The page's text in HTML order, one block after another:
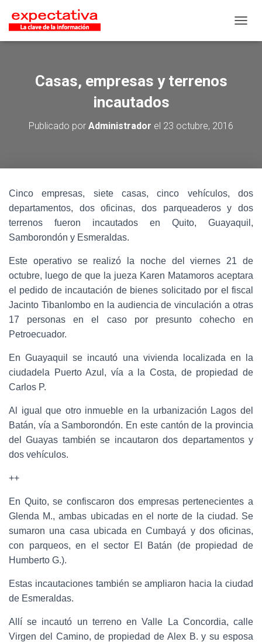
Casas, empresas y terrenos
incautados
Publicado por Administrador el 23 octubre, 2016
Cinco empresas, siete casas, cinco vehículos, dos
departamentos, dos oficinas, dos parqueaderos y dos
terrenos fueron incautados en Quito, Guayaquil,
Samborondón y Esmeraldas.
Este operativo se realizó la noche del viernes 21 de
octubre, luego de que la jueza Karen Matamoros aceptara
el pedido de incautación de bienes solicitado por el fiscal
Jacinto Tibanlombo en la audiencia de vinculación a otras
17 personas en el caso por presunto cohecho en
Petroecuador.
En Guayaquil se incautó una vivienda localizada en la
ciudadela Puerto Azul, vía a la Costa, de propiedad de
Carlos P.
Al igual que otro inmueble en la urbanización Lagos del
Batán, vía a Samborondón. En este cantón de la provincia
del Guayas también se incautaron dos departamentos y
dos vehículos.
++
En Quito, se confiscaron dos empresas pertenecientes a
Glenda M., ambas ubicadas en el norte de la ciudad. Se
sumaron una casa ubicada en Cumbayá y dos oficinas,
con parqueos, en el sector El Batán (de propiedad de
Humberto G.).
Estas incautaciones también se ampliaron hacia la ciudad
de Esmeraldas.
Allí se incautó un terreno en Valle La Concordia, calle
Virgen del Camino, de propiedad de Alex B. y su esposa